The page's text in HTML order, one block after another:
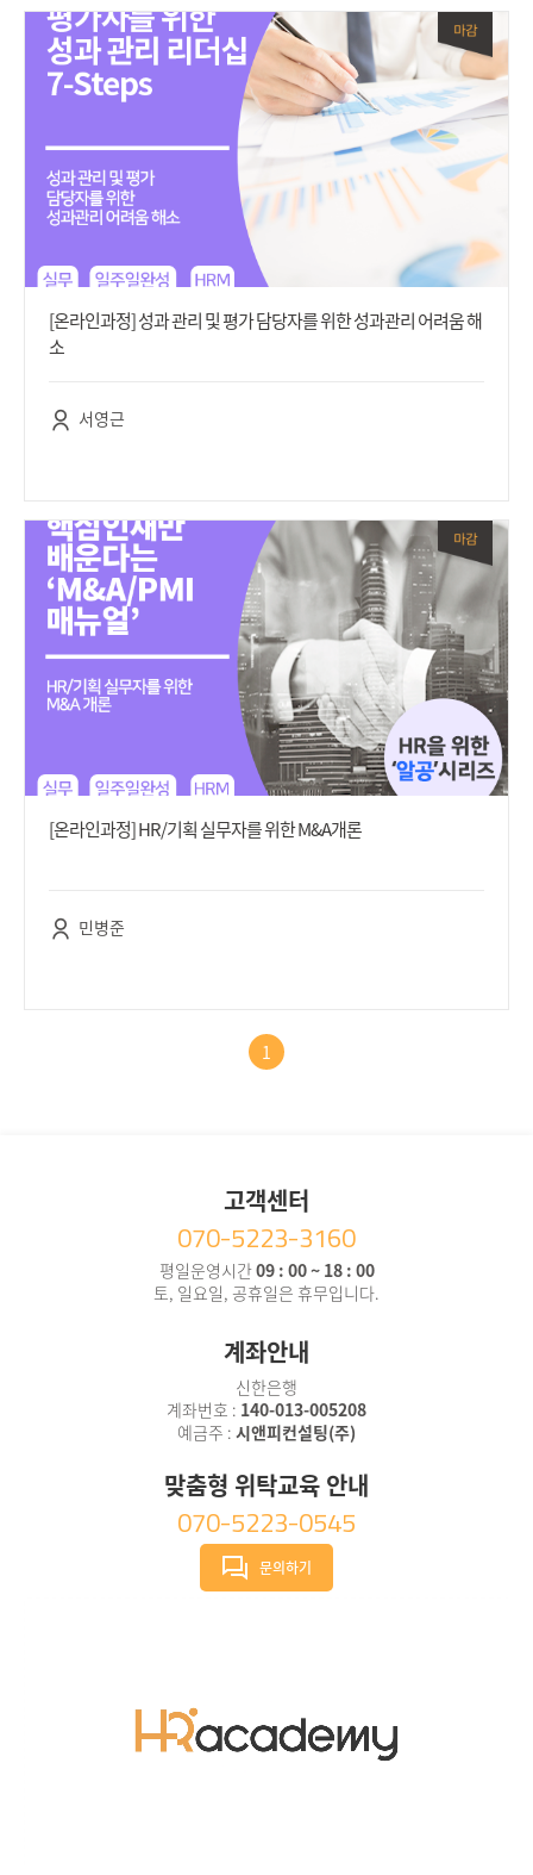
[온라인과정] 성과 관리 및 평가 담당자를 위한 성과관리 어려움 해
소
서영근
[온라인과정] HR/기획 실무자를 위한 M&A개론
민병준
1
고객센터
070-5223-3160
평일운영시간09 : 00 ~ 18 : 00
토, 일요일, 공휴일은 휴무입니다.
계좌안내
신한은행
계좌번호 : 140-013-005208
예금주 : 시앤피컨설팅(주)
맞춤형 위탁교육 안내
070-5223-0545
문의하기